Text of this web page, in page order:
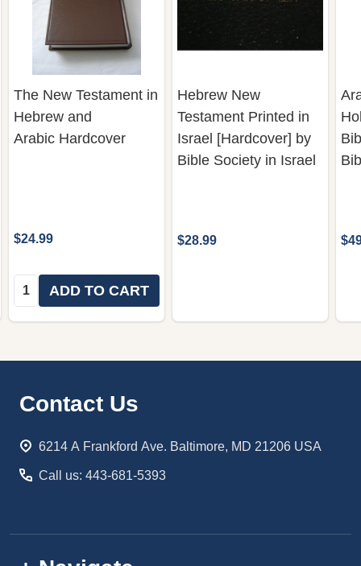
The New Testament in
Hebrew and
Arabic Hardcover
$24.99
Quantity:ADD TO CART
Hebrew New
Testament Printed in
Israel [Hardcover] by
Bible Society in Israel
$28.99
Footer
Contact Us
6214 A Frankford Ave. Baltimore, MD 21206 USA
Call us: 443-681-5393